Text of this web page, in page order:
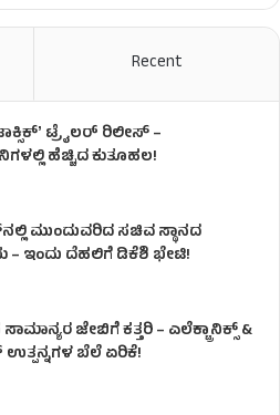
Recent
ಟ್ರೈಲರ್ ರಿಲೀಸ್‌ –
ಹೆಚ್ಚಿದ ಕುತೂಹಲ!
ಮುಂದುವರಿದ ಸಚಿವ ಸ್ಥಾನದ
ಇಂದು ದೆಹಲಿಗೆ ಡಿಕೆಶಿ ಭೇಟಿ!
ಜೇಬಿಗೆ ಕತ್ತರಿ – ಎಲೆಕ್ಟ್ರಾನಿಕ್ಸ್ &
ಬೆಲೆ ಏರಿಕೆ!